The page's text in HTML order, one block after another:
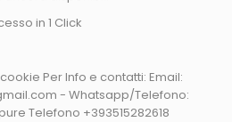
in 1 Click
Per Info e contatti: Email:
- Whatsapp/Telefono:
Telefono +393515282618